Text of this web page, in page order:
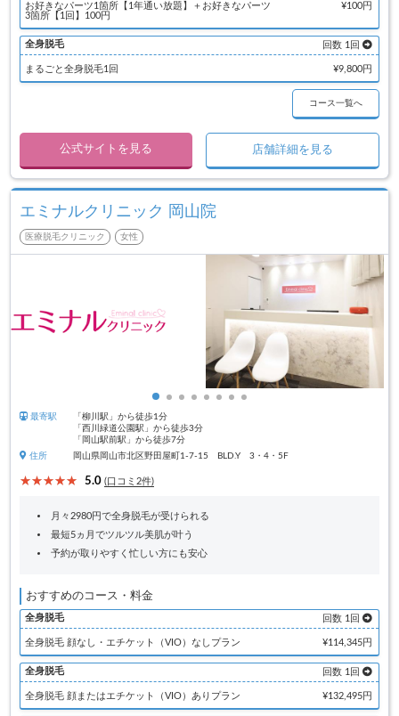
お好きなパーツ1箇所【1年通い放題】＋お好きなパーツ
3箇所【1回】100円
¥100円
全身脱毛 回数 1回
まるごと全身脱毛1回 ¥9,800円
コース一覧へ
公式サイトを見る 店舗詳細を見る
エミナルクリニック 岡山院
医療脱毛クリニック 女性
最寄駅
「柳川駅」から徒歩1分
「西川緑道公園駅」から徒歩3分
「岡山駅前駅」から徒歩7分
住所
岡山県岡山市北区野田屋町1-7-15 BLD.Y 3・4・5F
5.0 (口コミ2件)
月々2980円で全身脱毛が受けられる
最短5ヵ月でツルツル美肌が叶う
予約が取りやすく忙しい方にも安心
おすすめのコース・料金
全身脱毛 回数 1回
全身脱毛 顔なし・エチケット（VIO）なしプラン ¥114,345円
全身脱毛 回数 1回
全身脱毛 顔またはエチケット（VIO）ありプラン ¥132,495円